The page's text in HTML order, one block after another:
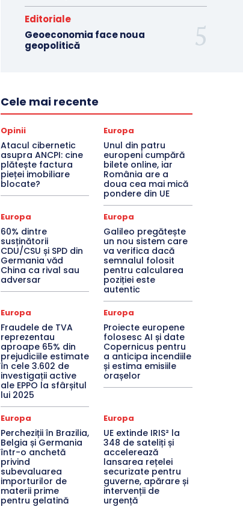
Editoriale
Geoeconomia face noua
geopolitică
Cele mai recente
Opinii
Atacul cibernetic
asupra ANCPI: cine
plătește factura
pieței imobiliare
blocate?
Europa
Unul din patru
europeni cumpără
bilete online, iar
România are a
doua cea mai mică
pondere din UE
Europa
60% dintre
susținătorii
CDU/CSU și SPD din
Germania văd
China ca rival sau
adversar
Europa
Galileo pregătește
un nou sistem care
va verifica dacă
semnalul folosit
pentru calcularea
poziției este
autentic
Europa
Fraudele de TVA
reprezentau
aproape 65% din
prejudiciile estimate
în cele 3.602 de
investigații active
ale EPPO la sfârșitul
lui 2025
Europa
Proiecte europene
folosesc AI și date
Copernicus pentru
a anticipa incendiile
și estima emisiile
orașelor
Europa
Percheziții în Brazilia,
Belgia și Germania
într-o anchetă
privind
subevaluarea
importurilor de
materii prime
pentru gelatină
Europa
UE extinde IRIS² la
348 de sateliți și
accelerează
lansarea rețelei
securizate pentru
guverne, apărare și
intervenții de
urgență